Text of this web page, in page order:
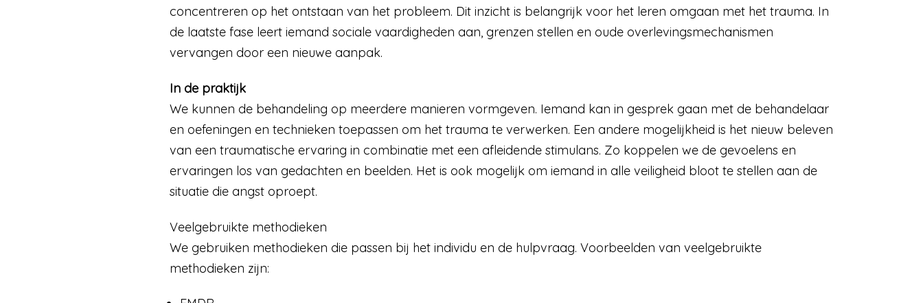
concentreren op het ontstaan van het probleem. Dit inzicht is belangrijk voor het leren omgaan met het trauma. In
de laatste fase leert iemand sociale vaardigheden aan, grenzen stellen en oude overlevingsmechanismen
vervangen door een nieuwe aanpak.
In de praktijk
We kunnen de behandeling op meerdere manieren vormgeven. Iemand kan in gesprek gaan met de behandelaar
en oefeningen en technieken toepassen om het trauma te verwerken. Een andere mogelijkheid is het nieuw beleven
van een traumatische ervaring in combinatie met een afleidende stimulans. Zo koppelen we de gevoelens en
ervaringen los van gedachten en beelden. Het is ook mogelijk om iemand in alle veiligheid bloot te stellen aan de
situatie die angst oproept.
Veelgebruikte methodieken
We gebruiken methodieken die passen bij het individu en de hulpvraag. Voorbeelden van veelgebruikte
methodieken zijn: